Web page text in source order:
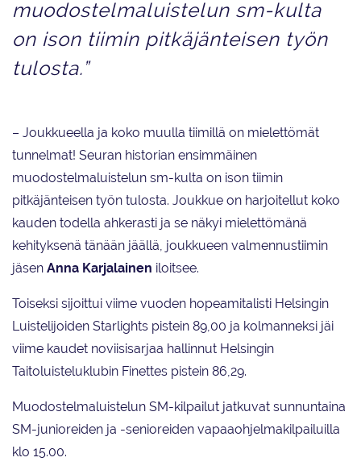
muodostelmaluistelun sm-kulta
on ison tiimin pitkäjänteisen työn
tulosta.”
– Joukkueella ja koko muulla tiimillä on mielettömät
tunnelmat! Seuran historian ensimmäinen
muodostelmaluistelun sm-kulta on ison tiimin
pitkäjänteisen työn tulosta. Joukkue on harjoitellut koko
kauden todella ahkerasti ja se näkyi mielettömänä
kehityksenä tänään jäällä, joukkueen valmennustiimin
jäsen Anna Karjalainen iloitsee.
Toiseksi sijoittui viime vuoden hopeamitalisti Helsingin
Luistelijoiden Starlights pistein 89,00 ja kolmanneksi jäi
viime kaudet noviisisarjaa hallinnut Helsingin
Taitoluisteluklubin Finettes pistein 86,29.
Muodostelmaluistelun SM-kilpailut jatkuvat sunnuntaina
SM-junioreiden ja -senioreiden vapaaohjelmakilpailuilla
klo 15.00.